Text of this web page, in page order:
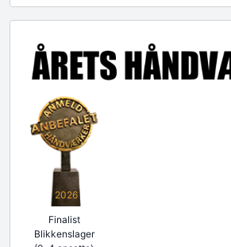
2026
Finalist
Blikkenslager